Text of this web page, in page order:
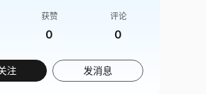
获赞
0
评论
0
注 发消息